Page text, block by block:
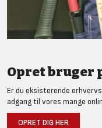
Opret bruger
Er du eksisterende
adgang til vores mange
OPRET DIG HER